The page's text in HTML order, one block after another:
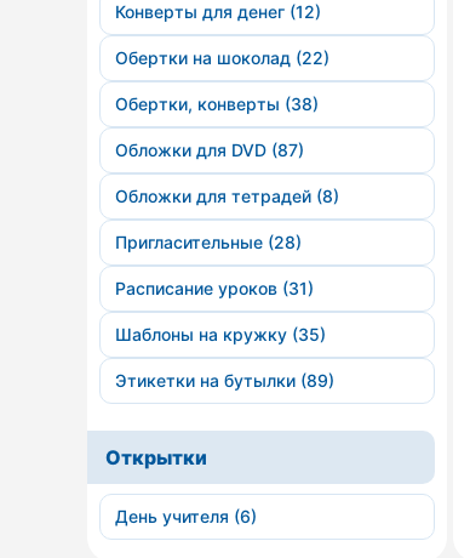
Конверты для денег (12)
Обертки на шоколад (22)
Обертки, конверты (38)
Обложки для DVD (87)
Обложки для тетрадей (8)
Пригласительные (28)
Расписание уроков (31)
Шаблоны на кружку (35)
Этикетки на бутылки (89)
Открытки
День учителя (6)